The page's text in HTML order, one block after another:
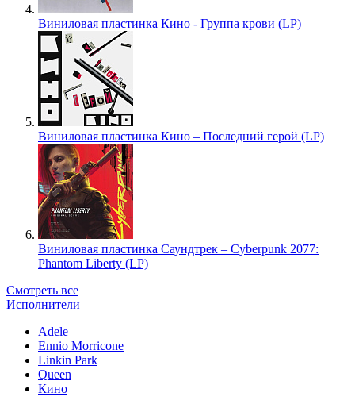
Виниловая пластинка Кино - Группа крови (LP)
Виниловая пластинка Кино – Последний герой (LP)
Виниловая пластинка Саундтрек – Cyberpunk 2077:
Phantom Liberty (LP)
Смотреть все
Исполнители
Adele
Ennio Morricone
Linkin Park
Queen
Кино